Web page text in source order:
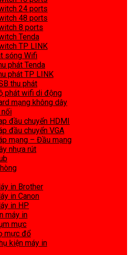
24 ports
48 ports
8 ports
Tenda
TP LINK
sóng Wifi
phát Tenda
phát TP LINK
thu phát
phát wifi di động
mạng không dây
nối
đầu chuyển HDMI
đầu chuyển VGA
mạng – Đầu mạng
nhựa rút
in Brother
in Canon
in HP
máy in
mực
mực đổ
kiện máy in